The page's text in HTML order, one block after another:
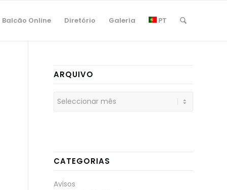
Balcão Online Diretório Galeria PT
ARQUIVO
CATEGORIAS
Avisos